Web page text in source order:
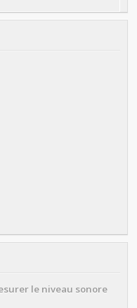
le niveau sonore